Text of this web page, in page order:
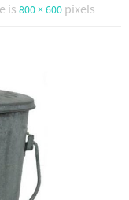
is 800 × 600pixels